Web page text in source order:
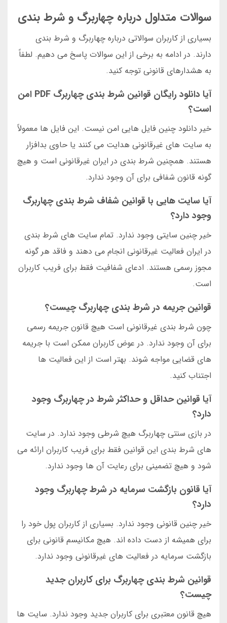
سوالات متداول درباره چهاربرگ و شرط بندی
بسیاری از کاربران سوالاتی درباره چهاربرگ و شرط بندی
دارند. در ادامه به برخی از این سوالات پاسخ می دهیم. لطفاً
به هشدارهای قانونی توجه کنید.
آیا دانلود رایگان قوانین شرط بندی چهاربرگ PDF امن
است؟
خیر دانلود چنین فایل هایی امن نیست. این فایل ها معمولاً
به سایت های غیرقانونی هدایت می کنند یا حاوی بدافزار
هستند. همچنین شرط بندی در ایران غیرقانونی است و هیچ
گونه قانون شفافی برای آن وجود ندارد.
آیا سایت هایی با قوانین شفاف شرط بندی چهاربرگ
وجود دارد؟
خیر چنین سایتی وجود ندارد. تمام سایت های شرط بندی
در ایران فعالیت غیرقانونی انجام می دهند و فاقد هر گونه
مجوز رسمی هستند. ادعای شفافیت فقط برای فریب کاربران
است.
قوانین جریمه در شرط بندی چهاربرگ چیست؟
چون شرط بندی غیرقانونی است هیچ قانون جریمه رسمی
برای آن وجود ندارد. در عوض کاربران ممکن است با جریمه
های قضایی مواجه شوند. بهتر است از این فعالیت ها
اجتناب کنید.
آیا قوانین حداقل و حداکثر شرط در چهاربرگ وجود
دارد؟
در بازی سنتی چهاربرگ هیچ شرطی وجود ندارد. در سایت
های شرط بندی این قوانین فقط برای فریب کاربران ارائه می
شود و هیچ تضمینی برای رعایت آن ها وجود ندارد.
آیا قانون بازگشت سرمایه در شرط چهاربرگ وجود
دارد؟
خیر چنین قانونی وجود ندارد. بسیاری از کاربران پول خود را
برای همیشه از دست داده اند. هیچ مکانیسم قانونی برای
بازگشت سرمایه در فعالیت های غیرقانونی وجود ندارد.
قوانین شرط بندی چهاربرگ برای کاربران جدید
چیست؟
هیچ قانون معتبری برای کاربران جدید وجود ندارد. سایت ها